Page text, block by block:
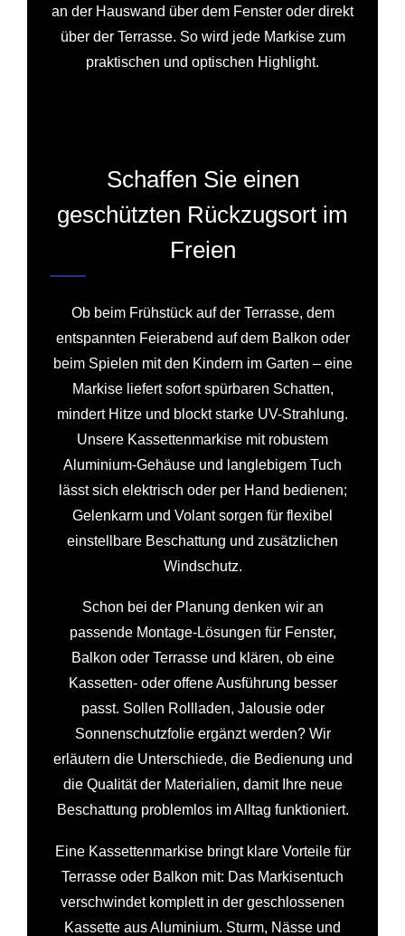
an der Hauswand über dem Fenster oder direkt
über der Terrasse. So wird jede Markise zum
praktischen und optischen Highlight.
Schaffen Sie einen
geschützten Rückzugsort im
Freien
Ob beim Frühstück auf der Terrasse, dem
entspannten Feierabend auf dem Balkon oder
beim Spielen mit den Kindern im Garten – eine
Markise liefert sofort spürbaren Schatten,
mindert Hitze und blockt starke UV-Strahlung.
Unsere Kassettenmarkise mit robustem
Aluminium-Gehäuse und langlebigem Tuch
lässt sich elektrisch oder per Hand bedienen;
Gelenkarm und Volant sorgen für flexibel
einstellbare Beschattung und zusätzlichen
Windschutz.
Schon bei der Planung denken wir an
passende Montage-Lösungen für Fenster,
Balkon oder Terrasse und klären, ob eine
Kassetten- oder offene Ausführung besser
passt. Sollen Rollladen, Jalousie oder
Sonnenschutzfolie ergänzt werden? Wir
erläutern die Unterschiede, die Bedienung und
die Qualität der Materialien, damit Ihre neue
Beschattung problemlos im Alltag funktioniert.
Eine Kassettenmarkise bringt klare Vorteile für
Terrasse oder Balkon mit: Das Markisentuch
verschwindet komplett in der geschlossenen
Kassette aus Aluminium. Sturm, Nässe und